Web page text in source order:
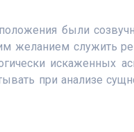
были
желанием служить
искаженных
при анализе